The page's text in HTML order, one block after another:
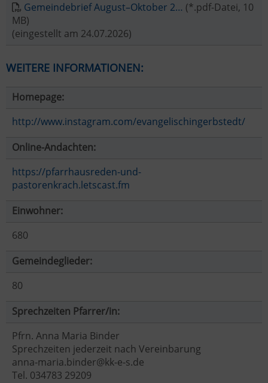
Gemeindebrief August–Oktober 2… (*.pdf-Datei, 10
MB)
(eingestellt am 24.07.2026)
WEITERE INFORMATIONEN:
Homepage:
http://www.instagram.com/evangelischingerbstedt/
Online-Andachten:
https://pfarrhausreden-und-
pastorenkrach.letscast.fm
Einwohner:
680
Gemeindeglieder:
80
Sprechzeiten Pfarrer/in:
Pfrn. Anna Maria Binder
Sprechzeiten jederzeit nach Vereinbarung
anna-maria.binder@kk-e-s.de
Tel. 034783 29209